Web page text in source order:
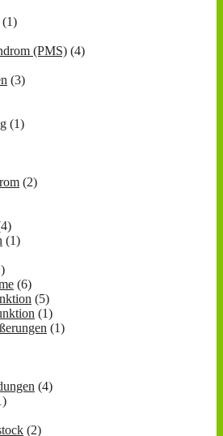
(1)
(PMS) (4)
(3)
(1)
(2)
(1)
(6)
(5)
(1)
(1)
(4)
(2)